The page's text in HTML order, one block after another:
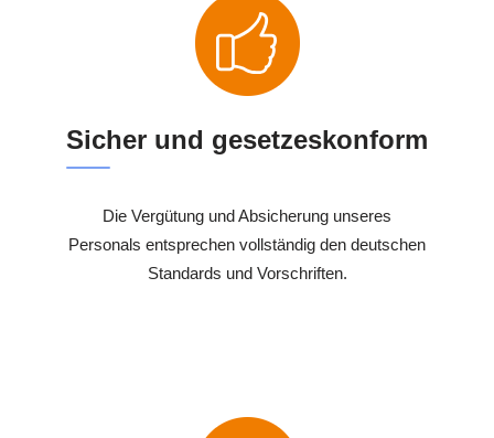
Sicher und gesetzeskonform
Die Vergütung und Absicherung unseres
Personals entsprechen vollständig den deutschen
Standards und Vorschriften.